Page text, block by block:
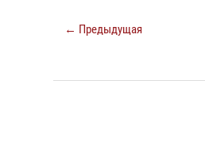
← Предыдущая